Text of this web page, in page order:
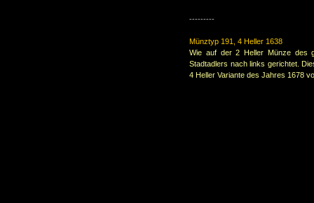
---------
Münztyp 191, 4 Heller 1638
Wie auf der 2 Heller Münze des
Stadtadlers nach links gerichtet.
4 Heller Variante des Jahres 1678